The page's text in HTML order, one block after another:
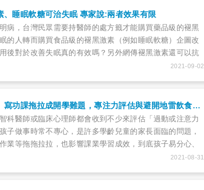
、睡眠軟糖可治失眠 專家說:兩者效果有限
病，台灣民眾需要持醫師的處方籤才能購買藥品級的褪黑
的人轉而購買食品級的褪黑激素（例如睡眠軟糖）企圖改
後對於改善失眠真的有效嗎？另外網傳褪黑激素還可以抗
快來跟著美國毒理學博士招名威、微笑藥師藥局廖偉呈藥
2021-09-02
上課過動、不專心、寫功課拖拉成開學難題，專注力評估與避開地雷飲食助改善
科醫師或臨床心理師都會收到不少來評估「過動或注意力
子做事時常不專心，是許多學齡兒童的家長面臨的問題，
業等拖拖拉拉，也影響課業學習成效，到底孩子易分心、
2021-08-31